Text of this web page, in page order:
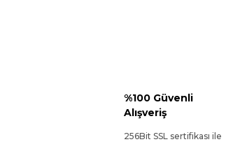
%100 Güvenli
Alışveriş
256Bit SSL sertifikası ile